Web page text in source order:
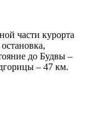
части курорта
до Будвы –
– 47 км.